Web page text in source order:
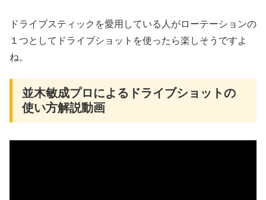
ドライブスティックを愛用している人がローテーションの
１つとしてドライブショットを使ったら楽しそうですよ
ね。
並木敏成プロによるドライブショットの
使い方解説動画